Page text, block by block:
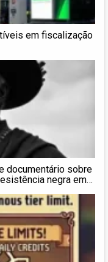
em fiscalização
documentário sobre
negra em